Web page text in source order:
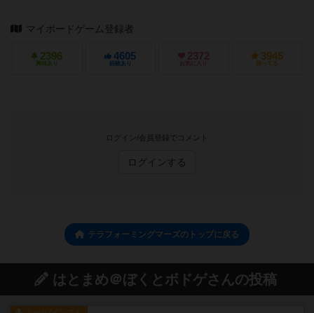
マイボードゲーム登録者
2396
興味あり
4605
経験あり
2372
お気に入り
3945
持ってる
ログイン/会員登録でコメント
ログインする
テラフォーミングマーズのトップに戻る
はとまめ＠ぼくとボドゲさんの投稿